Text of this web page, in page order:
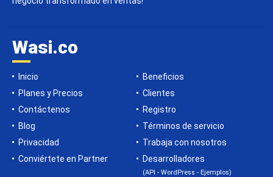
Wasi.co
Inicio
Beneficios
Planes y Precios
Clientes
Contáctenos
Registro
Blog
Términos de servicio
Privacidad
Trabaja con nosotros
Conviértete en Partner
Desarrolladores
(API - WordPress - Ejemplos)